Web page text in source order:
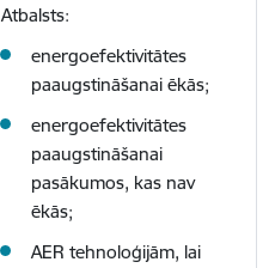
Atbalsts:
energoefektivitātes
paaugstināšanai ēkās;
energoefektivitātes
paaugstināšanai
pasākumos, kas nav
ēkās;
AER tehnoloģijām, lai